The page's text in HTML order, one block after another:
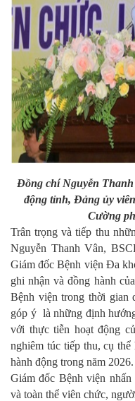
Đồng chí Nguyễn
động tỉnh, Đảng ủy
Cường
Trân trọng và tiếp thu
Nguyễn Thanh Vân,
Giám đốc Bệnh viện Đa
ghi nhận và đồng hành
Bệnh viện trong thời gian
góp ý là những định
với thực tiễn hoạt động
nghiêm túc tiếp thu, cụ
hành động trong năm 2026.
Giám đốc Bệnh viện nhấn
và toàn thể viên chức,